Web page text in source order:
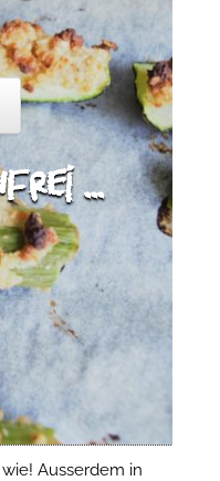
...
Ausserdem in